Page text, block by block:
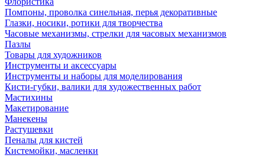
Помпоны, проволка синельная, перья декоративные
Глазки, носики, ротики для творчества
Часовые механизмы, стрелки для часовых механизмов
Пазлы
Товары для художников
Инструменты и аксессуары
Инструменты и наборы для моделирования
Кисти-губки, валики для художественных работ
Мастихины
Макетирование
Манекены
Растушевки
Пеналы для кистей
Кистемойки, масленки